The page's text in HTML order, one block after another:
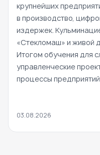
крупнейших
в производство,
издержек.
«Стекломаш» и живой
Итогом обучения для
управленческие
процессы
03.08.2026